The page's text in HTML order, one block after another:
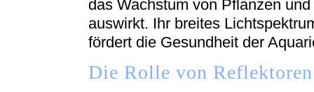
das Wachstum von Pflanzen
auswirkt. Ihr breites
fördert die Gesundheit der
Die Rolle von Reflektoren